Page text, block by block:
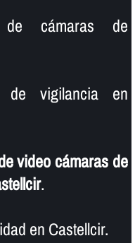
de cámaras de
de vigilancia en
video cámaras de
.
en Castellcir.